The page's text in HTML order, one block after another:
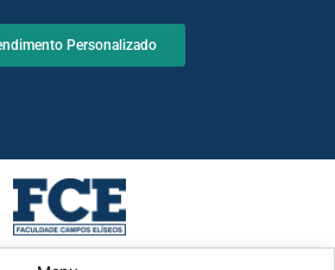
Personalizado